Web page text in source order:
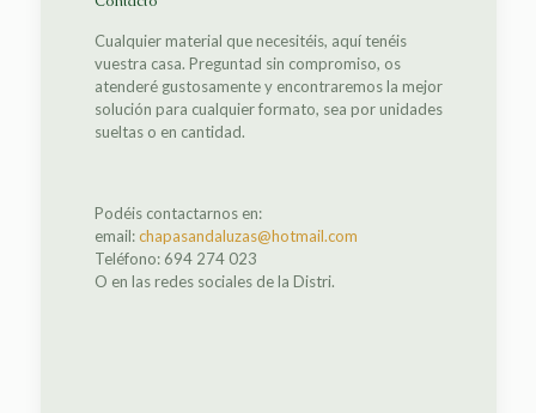
Cualquier material que necesitéis, aquí tenéis
vuestra casa. Preguntad sin compromiso, os
atenderé gustosamente y encontraremos la mejor
solución para cualquier formato, sea por unidades
sueltas o en cantidad.
Podéis contactarnos en:
email:chapasandaluzas@hotmail.com
Teléfono: 694 274 023
O en las redes sociales de la Distri.